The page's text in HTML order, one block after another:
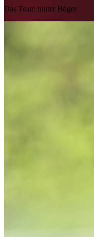
Das Team hinter Böger